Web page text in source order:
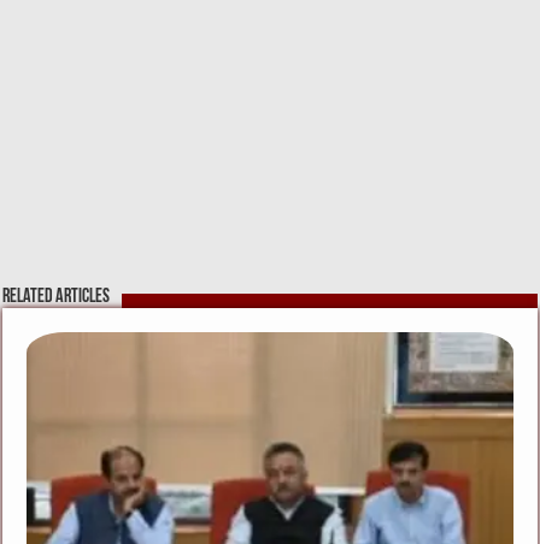
Related Articles